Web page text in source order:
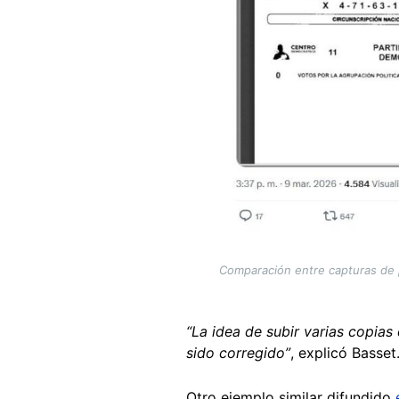
Comparación entre capturas
“La idea de subir varias
sido corregido”, explicó Basset.